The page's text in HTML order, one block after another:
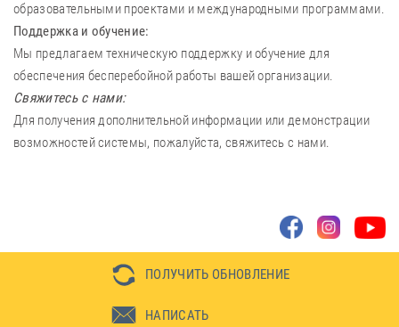
образовательными проектами и международными программами.
Поддержка и обучение:
Мы предлагаем техническую поддержку и обучение для
обеспечения бесперебойной работы вашей организации.
Свяжитесь с нами:
Для получения дополнительной информации или демонстрации
возможностей системы, пожалуйста, свяжитесь с нами.
ПОЛУЧИТЬ ОБНОВЛЕНИЕ
НАПИСАТЬ